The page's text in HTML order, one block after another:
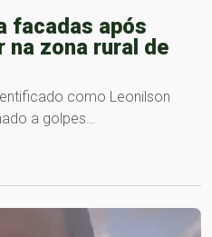
facadas após
na zona rural de
como Leonilson
a golpes…